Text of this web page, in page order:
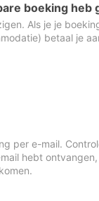
boeking heb
Als je je
betaal je
per e-mail.
hebt